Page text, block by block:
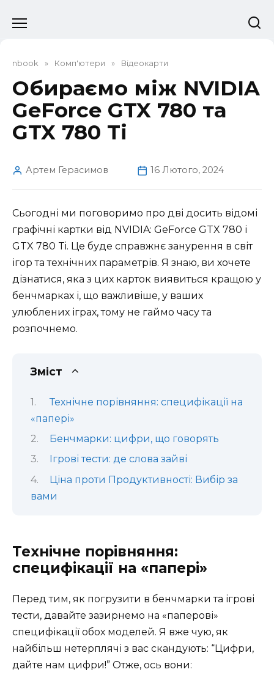
до
nbook » Комп'ютери » Відеокарти
Обираємо між NVIDIA
GeForce GTX 780 та
GTX 780 Ti
Артем Герасимов 16 Лютого, 2024
Сьогодні ми поговоримо про дві досить відомі
графічні картки від NVIDIA: GeForce GTX 780 і
GTX 780 Ti. Це буде справжнє занурення в світ
ігор та технічних параметрів. Я знаю, ви хочете
дізнатися, яка з цих карток виявиться кращою у
бенчмарках і, що важливіше, у ваших
улюблених іграх, тому не гаймо часу та
розпочнемо.
Зміст
Технічне порівняння: специфікації на
«папері»
Бенчмарки: цифри, що говорять
Ігрові тести: де слова зайві
Ціна проти Продуктивності: Вибір за
вами
Технічне порівняння:
специфікації на «папері»
Перед тим, як погрузити в бенчмарки та ігрові
тести, давайте зазирнемо на «паперові»
специфікації обох моделей. Я вже чую, як
найбільш нетерплячі з вас скандують: “Цифри,
дайте нам цифри!” Отже, ось вони: